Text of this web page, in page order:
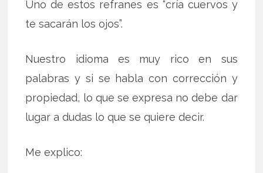
Uno de estos refranes es “cría cuervos y
te sacarán los ojos”.
Nuestro idioma es muy rico en sus
palabras y si se habla con corrección y
propiedad, lo que se expresa no debe dar
lugar a dudas lo que se quiere decir.
Me explico: